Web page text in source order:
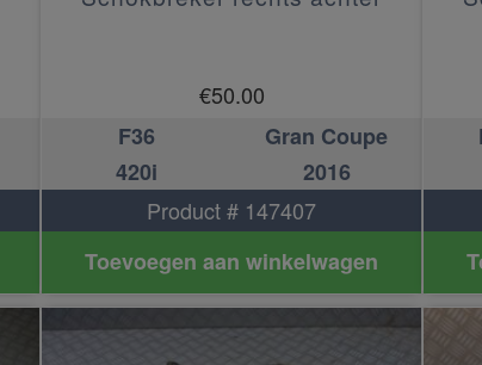
€50.00
F36
Gran Coupe
420i
2016
Product # 147407
Toevoegen aan winkelwagen